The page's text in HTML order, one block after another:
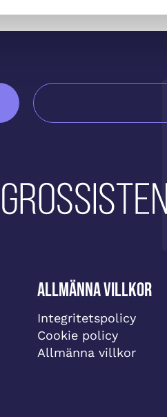
Allmänna villkor
Integritetspolicy
Cookie policy
Allmänna villkor